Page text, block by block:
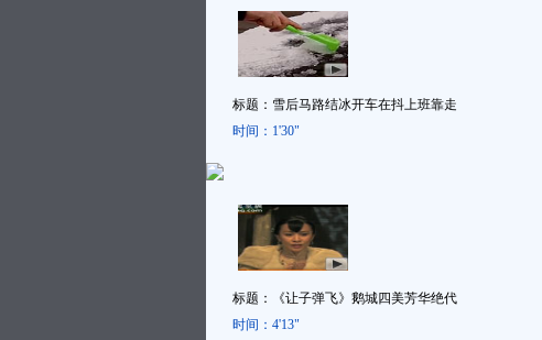
标题： 雪后马路结冰开车在抖上班靠走
时间： 1'30"
标题：
《让子弹飞》鹅城四美芳华绝代
时间： 4'13"